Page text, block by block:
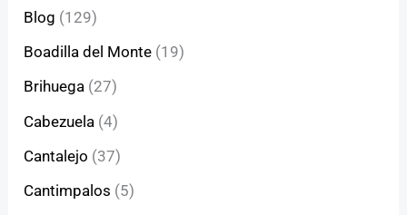
Blog (129)
Boadilla del Monte (19)
Brihuega (27)
Cabezuela (4)
Cantalejo (37)
Cantimpalos (5)